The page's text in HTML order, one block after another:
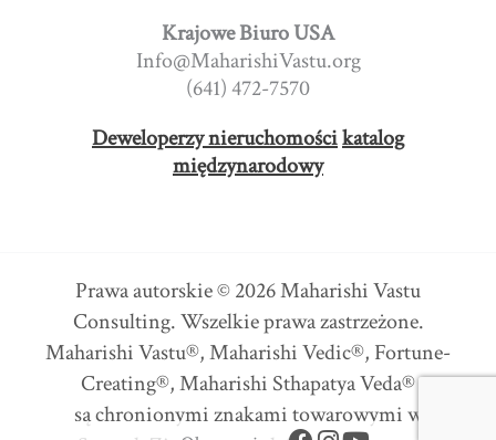
Krajowe Biuro USA
Info@MaharishiVastu.org
(641) 472-7570
Deweloperzy nieruchomościkatalog
międzynarodowy
Prawa autorskie © 2026 Maharishi Vastu
Consulting. Wszelkie prawa zastrzeżone.
Maharishi Vastu®, Maharishi Vedic®, Fortune-
Creating®, Maharishi Sthapatya Veda®
są chronionymi znakami towarowymi w